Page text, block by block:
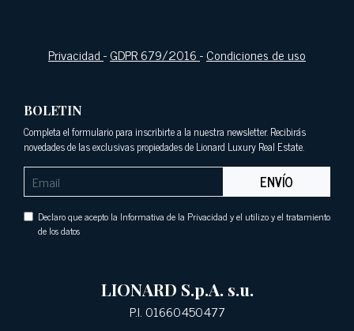
Privacidad-GDPR 679/2016-Condiciones de uso
BOLETIN
Completa el formulario para inscribirte a la nuestra newsletter. Recibirás
novedades de las exclusivas propiedades de Lionard Luxury Real Estate.
ENVÍO
Declaro que acepto la Informativa de la Privacidad y el utilizo y el tratamiento
de los datos
LIONARD S.p.A. s.u.
P.I. 01660450477